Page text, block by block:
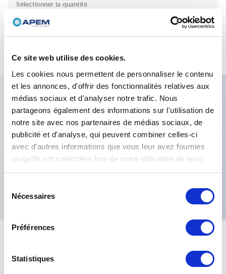
Ce site web utilise des cookies.
Les cookies nous permettent de personnaliser le contenu
et les annonces, d'offrir des fonctionnalités relatives aux
médias sociaux et d'analyser notre trafic. Nous
partageons également des informations sur l'utilisation de
notre site avec nos partenaires de médias sociaux, de
publicité et d'analyse, qui peuvent combiner celles-ci
avec d'autres informations que vous leur avez fournies
ou qu'ils ont collectées lors de votre utilisation de leurs
services.
Nécessaires
Préférences
Statistiques
Sélectionner la quantité
Caractéristiques clés
Diamètre de montage:Ø22mm,Couleur LED:Blanc
(clair),Tension:12VDC,Etanchéité:IP67,Terminaux:Fils